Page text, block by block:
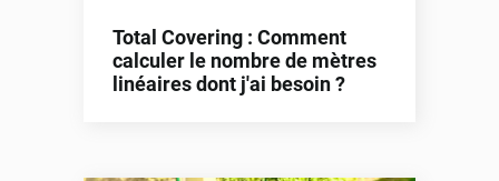
Total Covering : Comment
calculer le nombre de mètres
linéaires dont j'ai besoin ?